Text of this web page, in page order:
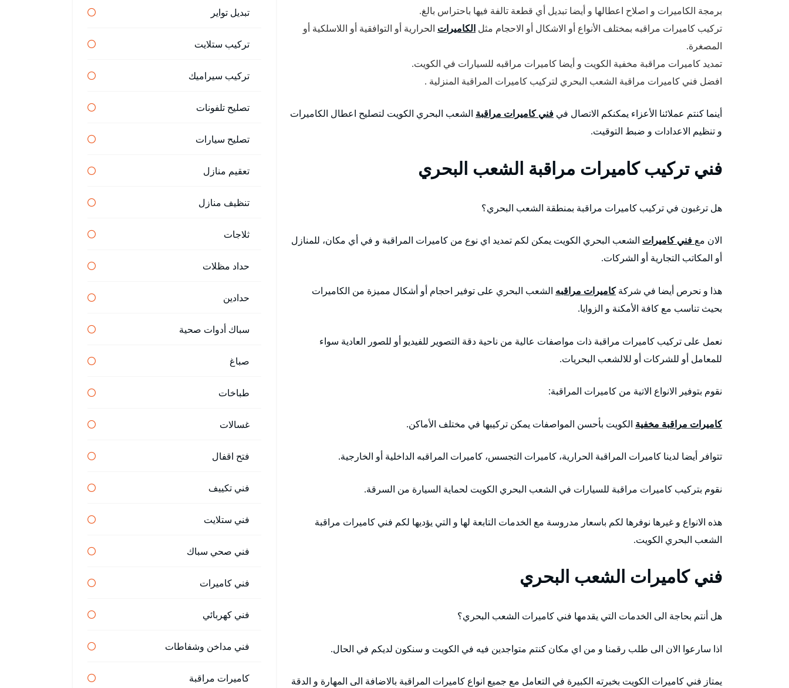
برمجة الكاميرات و اصلاح اعطالها و أيضا تبديل أي قطعة تالفة فيها باحتراس بالغ.
تركيب كاميرات مراقبه بمختلف الأنواع أو الاشكال أو الاحجام مثل الكاميرات الحرارية أو التوافقية أو اللاسلكية أو
المصغرة.
تمديد كاميرات مراقبة مخفية الكويت و أيضا كاميرات مراقبه للسيارات في الكويت.
افضل فني كاميرات مراقبة الشعب البحري لتركيب كاميرات المراقبة المنزلية .
أينما كنتم عملائنا الأعزاء يمكنكم الاتصال في فني كاميرات مراقبة الشعب البحري الكويت لتصليح اعطال الكاميرات
و تنظيم الاعدادات و ضبط التوقيت.
فني تركيب كاميرات مراقبة الشعب البحري
هل ترغبون في تركيب كاميرات مراقبة بمنطقة الشعب البحري؟
الان مع فني كاميرات الشعب البحري الكويت يمكن لكم تمديد اي نوع من كاميرات المراقبة و في أي مكان، للمنازل
أو المكاتب التجارية أو الشركات.
هذا و نحرص أيضا في شركةكاميرات مراقبه الشعب البحري على توفير احجام أو أشكال مميزة من الكاميرات
بحيث تناسب مع كافة الأمكنة و الزوايا.
نعمل على تركيب كاميرات مراقبة ذات مواصفات عالية من ناحية دقة التصوير للفيديو أو للصور العادية سواء
للمعامل أو للشركات أو للالشعب البحريات.
نقوم بتوفير الانواع الاتية من كاميرات المراقبة:
كاميرات مراقبة مخفية الكويت بأحسن المواصفات يمكن تركيبها في مختلف الأماكن.
تتوافر أيضا لدينا كاميرات المراقبة الحرارية، كاميرات التجسس، كاميرات المراقبه الداخلية أو الخارجية.
نقوم بتركيب كاميرات مراقبة للسيارات في الشعب البحري الكويت لحماية السيارة من السرقة.
هذه الانواع و غيرها نوفرها لكم باسعار مدروسة مع الخدمات التابعة لها و التي يؤديها لكم فني كاميرات مراقبة
الشعب البحري الكويت.
فني كاميرات الشعب البحري
هل أنتم بحاجة الى الخدمات التي يقدمها فني كاميرات الشعب البحري؟
اذا سارعوا الان الى طلب رقمنا و من اي مكان كنتم متواجدين فيه في الكويت و سنكون لديكم في الحال.
يمتاز فني كاميرات الكويت بخبرته الكبيرة في التعامل مع جميع انواع كاميرات المراقبة بالاضافة الى المهارة و الدقة
تبديل تواير
تركيب ستلايت
تركيب سيراميك
تصليح تلفونات
تصليح سيارات
تعقيم منازل
تنظيف منازل
ثلاجات
حداد مظلات
حدادين
سباك أدوات صحية
صباغ
طباخات
غسالات
فتح اقفال
فني تكييف
فني ستلايت
فني صحي سباك
فني كاميرات
فني كهربائي
فني مداخن وشفاطات
كاميرات مراقبة